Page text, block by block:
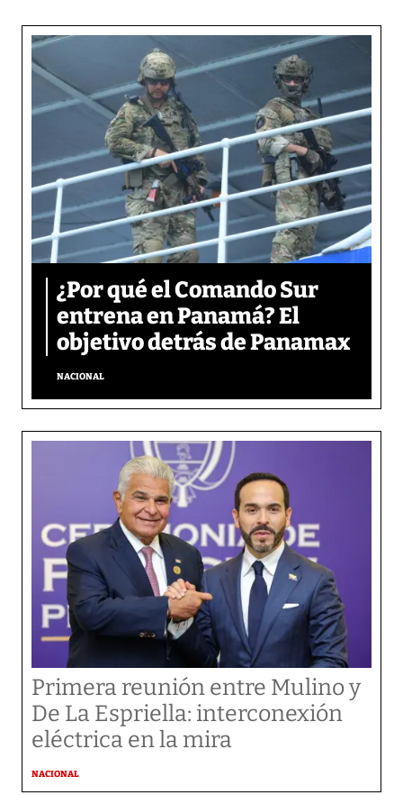
¿Por qué el Comando Sur
entrena en Panamá? El
objetivo detrás de Panamax
NACIONAL
Primera reunión entre Mulino y
De La Espriella: interconexión
eléctrica en la mira
NACIONAL